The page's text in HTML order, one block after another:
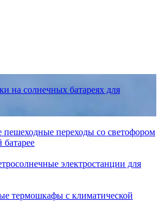
на солнечных батареях для
пешеходные переходы со светофором
электростанции для
термошкафы с климатической